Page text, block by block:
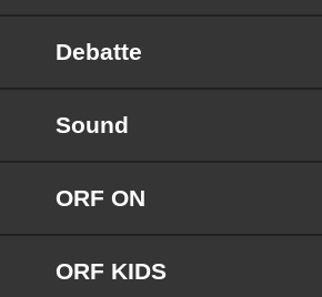
Debatte
Sound
ORF ON
ORF KIDS